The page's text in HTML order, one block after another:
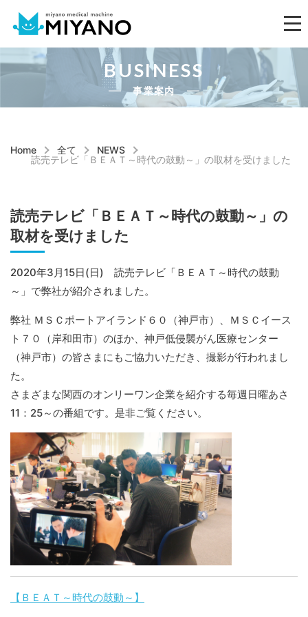
BUSINESS
事業案内
Home 全て
NEWS
読売テレビ「ＢＥＡＴ～時代の鼓動～」の取材を受けました
読売テレビ「ＢＥＡＴ～時代の鼓動～」の
取材を受けました
2020年3月15日(日) 読売テレビ「ＢＥＡＴ～時代の鼓動
～」で弊社が紹介されました。
弊社 ＭＳＣポートアイランド６０（神戸市）、ＭＳＣイース
ト７０（岸和田市）のほか、神戸低侵襲がん医療センター
（神戸市）の皆さまにもご協力いただき、撮影が行われまし
た。
さまざまな関西のオンリーワン企業を紹介する毎週日曜あさ
11：25～の番組です。是非ご覧ください。
【ＢＥＡＴ～時代の鼓動～】